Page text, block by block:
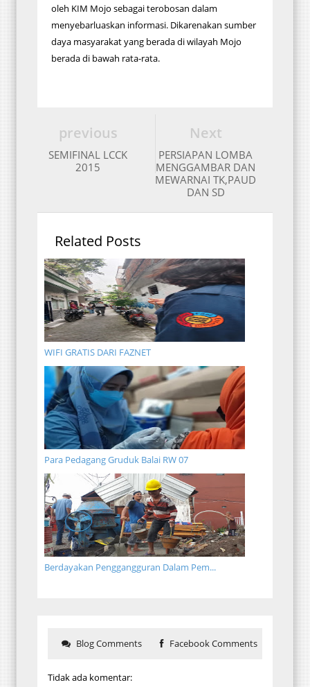
oleh KIM Mojo sebagai terobosan dalam
menyebarluaskan informasi. Dikarenakan sumber
daya masyarakat yang berada di wilayah Mojo
berada di bawah rata-rata.
Next
PERSIAPAN LOMBA
MENGGAMBAR DAN
MEWARNAI TK,PAUD
DAN SD
previous
SEMIFINAL LCCK
2015
Related Posts
WIFI GRATIS DARI FAZNET
Para Pedagang Gruduk Balai RW 07
Berdayakan Penggangguran Dalam Pem...
Blog Comments Facebook Comments
Tidak ada komentar: